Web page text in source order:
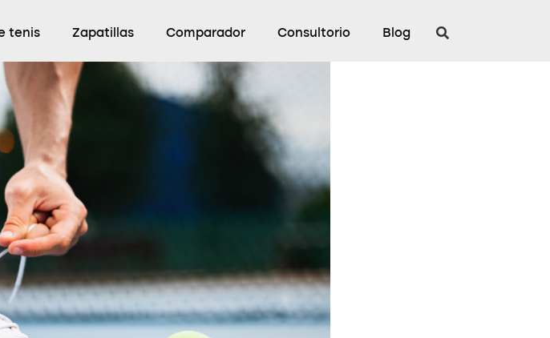
tenis Zapatillas Comparador Consultorio Blog